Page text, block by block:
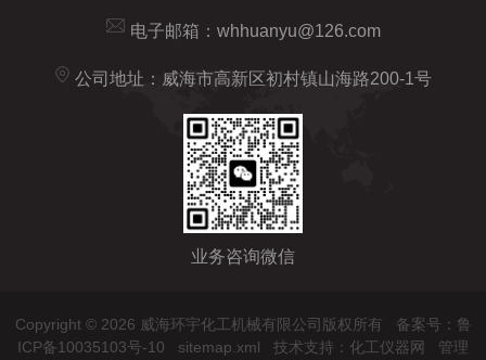
电子邮箱： whhuanyu@126.com
公司地址：威海市高新区初村镇山海路200-1号
业务咨询微信
Copyright © 2026 威海环宇化工机械有限公司版权所有 备案号：鲁
ICP备10035103号-10
sitemap.xml 技术支持： 化工仪器网 管理